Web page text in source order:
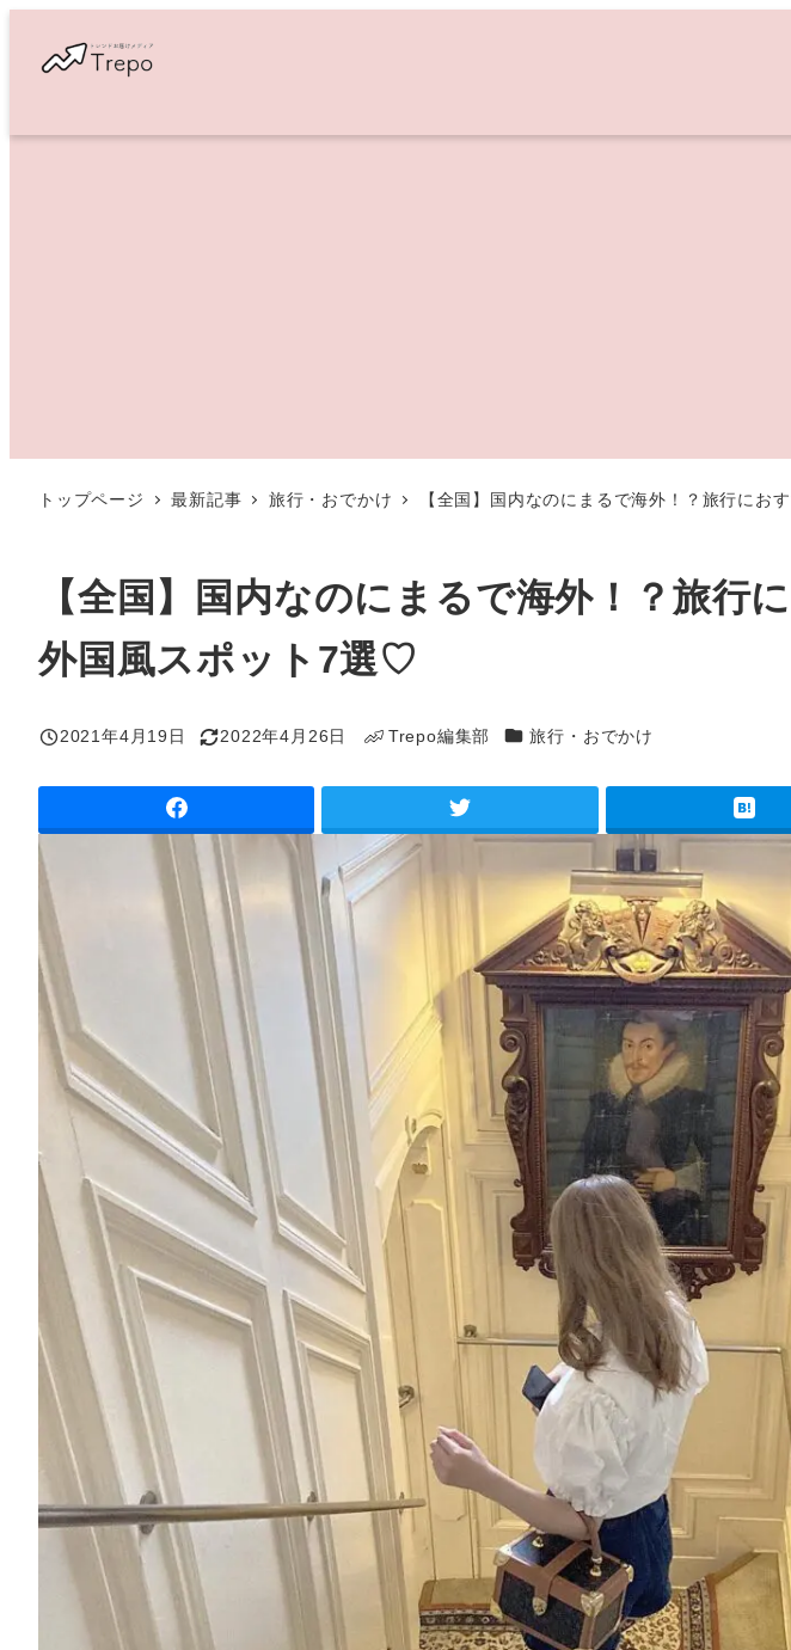
トップページ 最新記事 旅行・おでかけ 【全国】国内なのにまるで海外！？旅行にお
【全国】国内なのにまるで海外！？旅行
外国風スポット7選♡
投稿日
2021年4月19日
更新日
2022年4月26日
著
Trepo編集部 カテゴリー
旅行・おでかけ